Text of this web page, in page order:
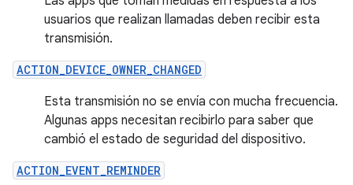
usuarios que realizan llamadas deben recibir esta
transmisión.
ACTION_DEVICE_OWNER_CHANGED
Esta transmisión no se envía con mucha frecuencia.
Algunas apps necesitan recibirlo para saber que
cambió el estado de seguridad del dispositivo.
ACTION_EVENT_REMINDER